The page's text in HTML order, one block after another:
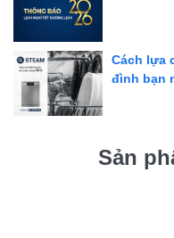
Cách lựa
đình bạn
Sản